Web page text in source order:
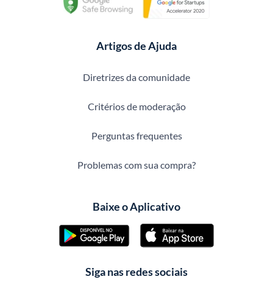
Artigos de Ajuda
Diretrizes da comunidade
Critérios de moderação
Perguntas frequentes
Problemas com sua compra?
Baixe o Aplicativo
Siga nas redes sociais